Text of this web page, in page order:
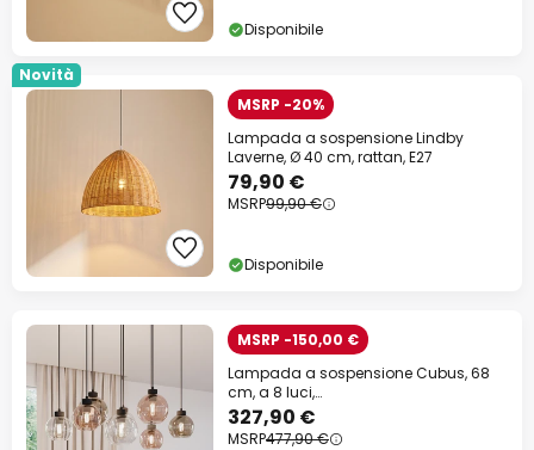
Disponibile
Novità
MSRP -20%
Lampada a sospensione Lindby
Laverne, Ø 40 cm, rattan, E27
79,90 €
MSRP99,90 €
Disponibile
MSRP -150,00 €
Lampada a sospensione Cubus, 68
cm, a 8 luci,
trasparente/miele/marrone, vetro
327,90 €
MSRP477,90 €